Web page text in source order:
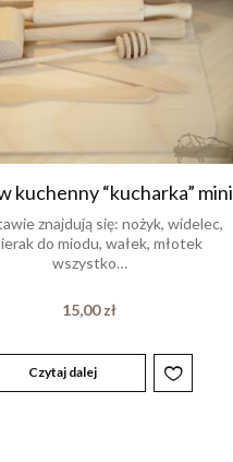
kuchenny “kucharka” mini
znajdują się: nożyk, widelec,
do miodu, wałek, młotek
wszystko…
15,00zł
Czytaj dalej